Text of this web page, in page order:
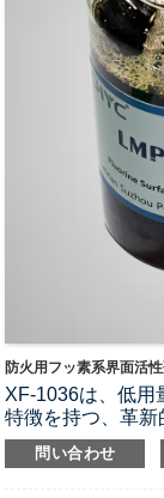
防火用フッ素系界面活
XF-1036は、低用
特徴を持つ、革
品です。抵抗。
アプリケーション:
問い合わせ